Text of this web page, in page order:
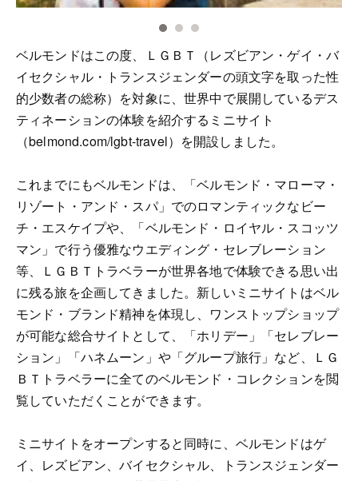
ベルモンドはこの度、ＬＧＢＴ（レズビアン・ゲイ・バ
イセクシャル・トランスジェンダーの頭文字を取った性
的少数者の総称）を対象に、世界中で展開しているデス
ティネーションの体験を紹介するミニサイト
（belmond.com/lgbt-travel）を開設しました。
これまでにもベルモンドは、「ベルモンド・マローマ・
リゾート・アンド・スパ」でのロマンティックなビー
チ・エスケイプや、「ベルモンド・ロイヤル・スコッツ
マン」で行う優雅なウエディング・セレブレーション
等、ＬＧＢＴトラベラーが世界各地で体験できる思い出
に残る旅を企画してきました。新しいミニサイトはベル
モンド・ブランド精神を体現し、ワンストップショップ
が可能な総合サイトとして、「ホリデー」「セレブレー
ション」「ハネムーン」や「グループ旅行」など、ＬＧ
ＢＴトラベラーに全てのベルモンド・コレクションを閲
覧していただくことができます。
ミニサイトをオープンすると同時に、ベルモンドはゲ
イ、レズビアン、バイセクシャル、トランスジェンダー